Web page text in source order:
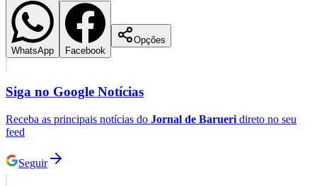
WhatsApp Facebook
Opções
Siga no Google Notícias
Receba as principais notícias do Jornal de Barueri direto no seu
feed
Seguir